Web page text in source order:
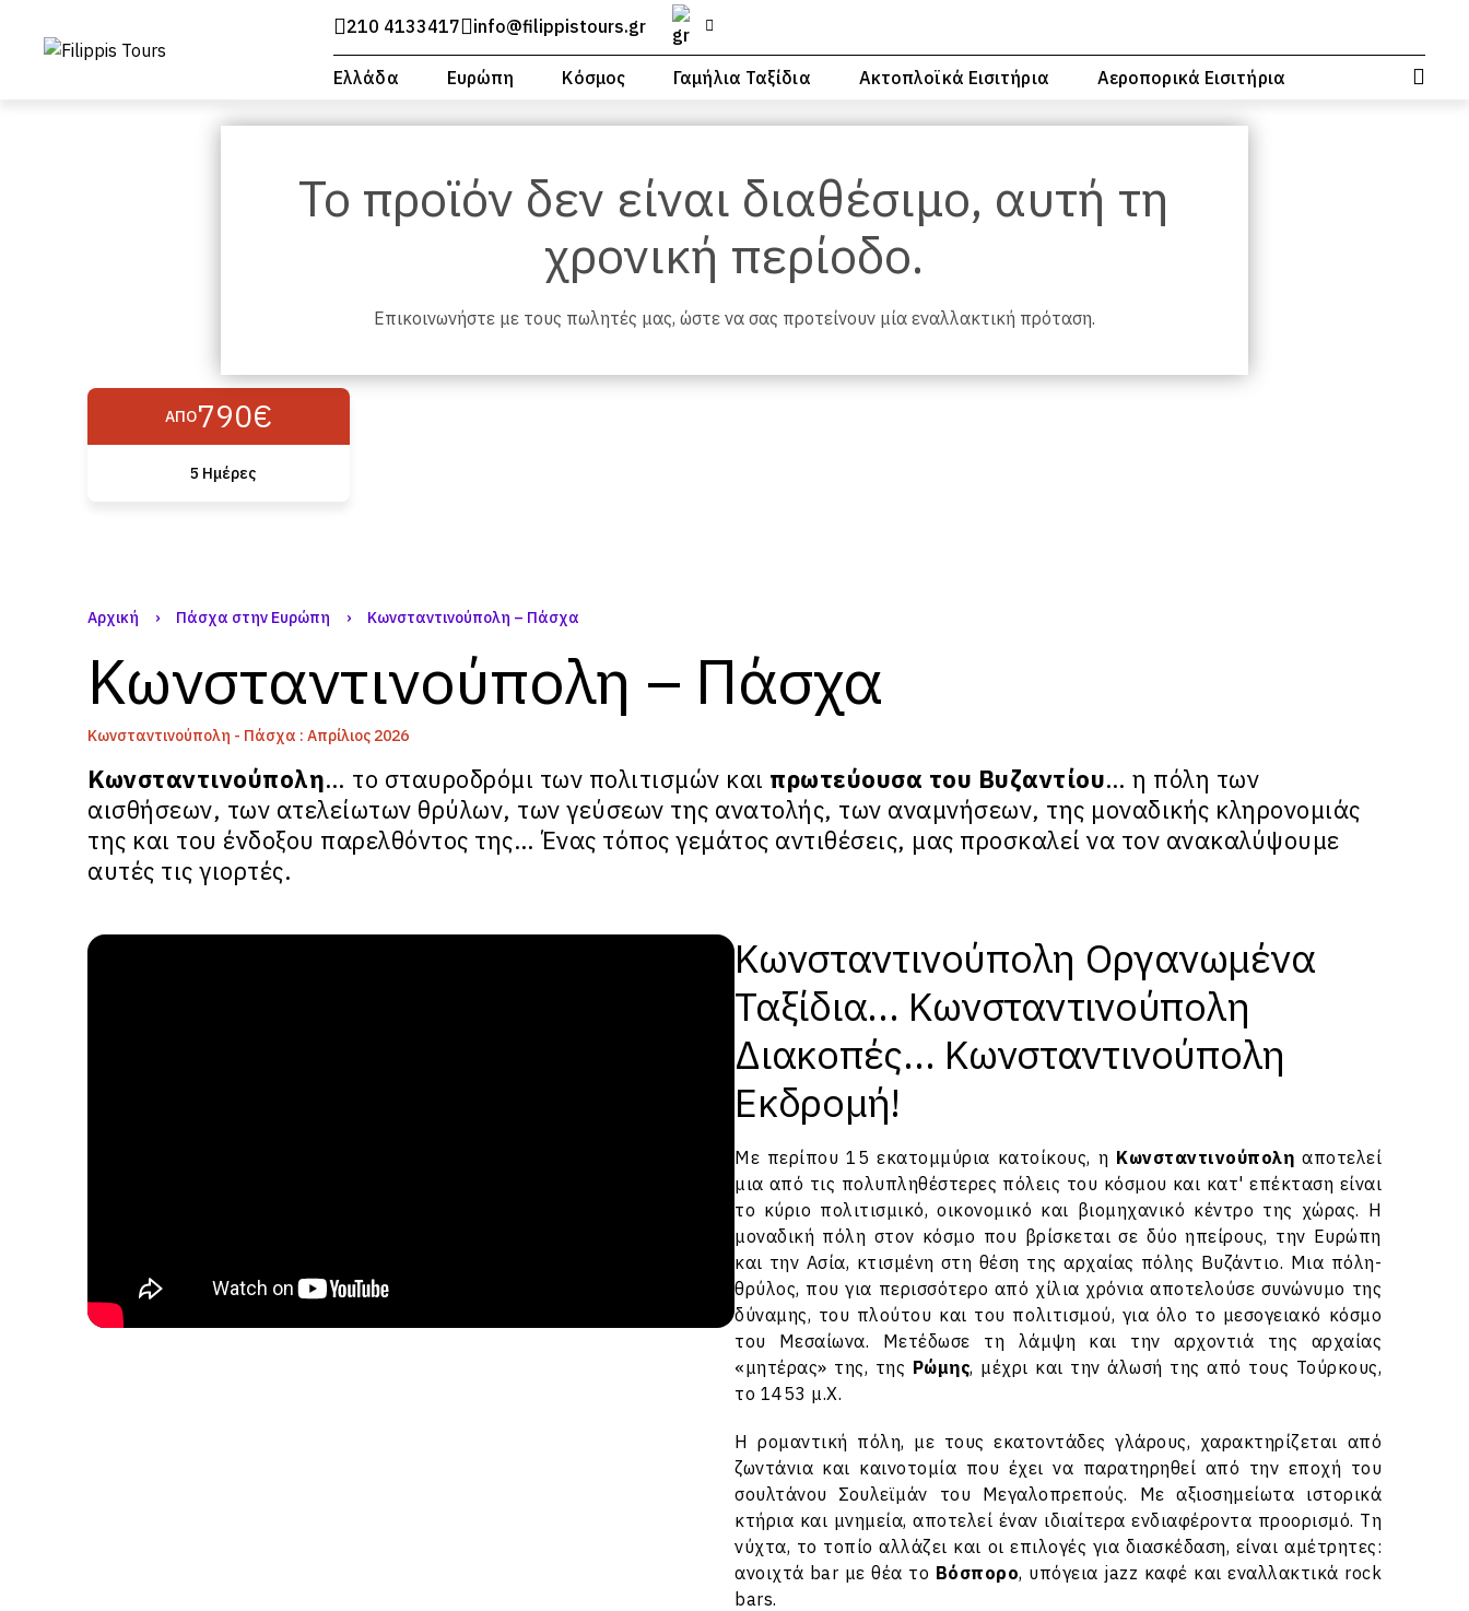
210 4133417 info@filippistours.gr
Ελλάδα Ευρώπη Κόσμος Γαμήλια Ταξίδια Ακτοπλοϊκά Εισιτήρια Αεροπορικά Εισιτήρια
Το προϊόν δεν είναι διαθέσιμο, αυτή τη
χρονική περίοδο.
Επικοινωνήστε με τους πωλητές μας, ώστε να σας προτείνουν μία εναλλακτική πρόταση.
ΑΠΌ790€
5 Ημέρες
Αρχική › Πάσχα στην Ευρώπη › Κωνσταντινούπολη – Πάσχα
Κωνσταντινούπολη – Πάσχα
Κωνσταντινούπολη - Πάσχα : Απρίλιος 2026
Κωνσταντινούπολη… το σταυροδρόμι των πολιτισμών και πρωτεύουσα του Βυζαντίου… η πόλη των
αισθήσεων, των ατελείωτων θρύλων, των γεύσεων της ανατολής, των αναμνήσεων, της μοναδικής κληρονομιάς
της και του ένδοξου παρελθόντος της… Ένας τόπος γεμάτος αντιθέσεις, μας προσκαλεί να τον ανακαλύψουμε
αυτές τις γιορτές.
Κωνσταντινούπολη Οργανωμένα
Ταξίδια... Κωνσταντινούπολη
Διακοπές... Κωνσταντινούπολη
Εκδρομή!
Με περίπου 15 εκατομμύρια κατοίκους, η Κωνσταντινούπολη αποτελεί
μια από τις πολυπληθέστερες πόλεις του κόσμου και κατ' επέκταση είναι
το κύριο πολιτισμικό, οικονομικό και βιομηχανικό κέντρο της χώρας. Η
μοναδική πόλη στον κόσμο που βρίσκεται σε δύο ηπείρους, την Ευρώπη
και την Ασία, κτισμένη στη θέση της αρχαίας πόλης Βυζάντιο. Μια πόλη-
θρύλος, που για περισσότερο από χίλια χρόνια αποτελούσε συνώνυμο της
δύναμης, του πλούτου και του πολιτισμού, για όλο το μεσογειακό κόσμο
του Μεσαίωνα. Μετέδωσε τη λάμψη και την αρχοντιά της αρχαίας
«μητέρας» της, της Ρώμης, μέχρι και την άλωσή της από τους Τούρκους,
το 1453 μ.Χ.
Η ρομαντική πόλη, με τους εκατοντάδες γλάρους, χαρακτηρίζεται από
ζωντάνια και καινοτομία που έχει να παρατηρηθεί από την εποχή του
σουλτάνου Σουλεϊμάν του Μεγαλοπρεπούς. Με αξιοσημείωτα ιστορικά
κτήρια και μνημεία, αποτελεί έναν ιδιαίτερα ενδιαφέροντα προορισμό. Τη
νύχτα, το τοπίο αλλάζει και οι επιλογές για διασκέδαση, είναι αμέτρητες:
ανοιχτά bar με θέα το Βόσπορο, υπόγεια jazz καφέ και εναλλακτικά rock
bars.